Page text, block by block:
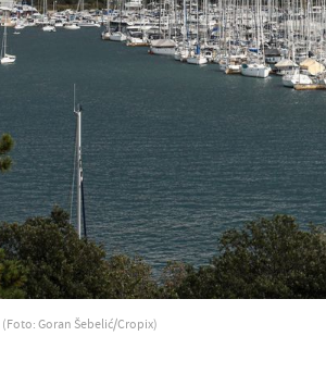
(Foto: Goran Šebelić/Cropix)